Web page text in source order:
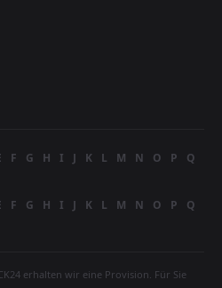
F G H I J K L M N O P
Q
F G H I J K L M N O P
Q
erhalten wir eine Provision. Für Sie